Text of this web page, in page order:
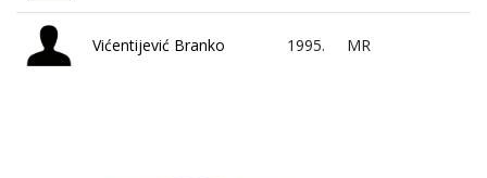
Vićentijević Branko 1995. MR